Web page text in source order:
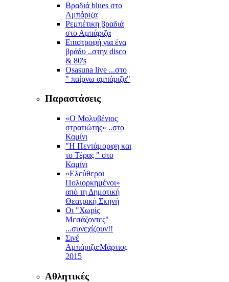
Βραδιά blues στο
Αμπάριζα
Ρεμπέτικη βραδιά
στο Αμπάριζα
Επιστροφή για ένα
βράδυ ..στην disco
& 80's
Osasuna live ...στο
" παίρνω αμπάριζα"
Παραστάσεις
«Ο Μολυβένιος
στρατιώτης» ..στο
Καμίνι
"Η Πεντάμορφη και
το Τέρας " στο
Καμίνι
«Ελεύθεροι
Πολιορκημένοι»
από τη Δημοτική
Θεατρική Σκηνή
Οι "Χωρίς
Μεσάζοντες"
...συνεχίζουν!!
Σινέ
Αμπάριζα:Mάρτιος
2015
Αθλητικές